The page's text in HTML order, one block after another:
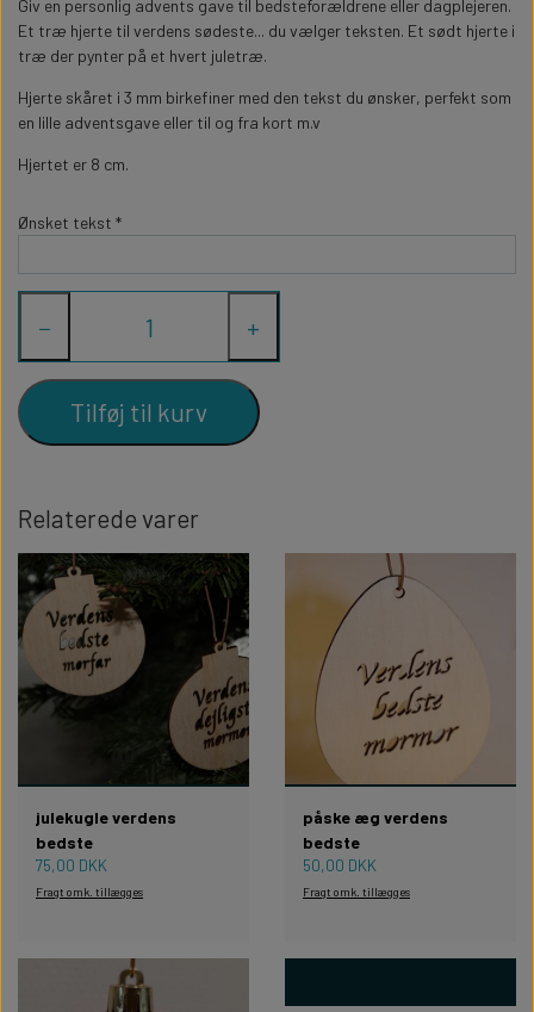
PERSONLIGE LED LAMPER
FLASKER MED LYS
GAVEÆSKER I TRÆ
TERMOKRUS MED PRINT
STUDENT
NYTÅRS FEST
WILLOW TREE OPHÆNG
HALLOWEEN
BADEVÆRELSET
TEKST OG BOGSTAVER
STUEN
Giv en personlig advents gave til bedsteforældrene eller dagplejeren.
Et træ hjerte til verdens sødeste... du vælger teksten. Et sødt hjerte i
træ der pynter på et hvert juletræ.
Hjerte skåret i 3 mm birkefiner med den tekst du ønsker, perfekt som
en lille adventsgave eller til og fra kort m.v
Hjertet er 8 cm.
Ønsket tekst *
− +
Tilføj til kurv
Relaterede varer
julekugle verdens
bedste
75,00 DKK
Fragt omk. tillægges
påske æg verdens
bedste
50,00 DKK
Fragt omk. tillægges